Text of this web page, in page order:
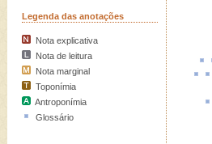
Legenda das anotações
Nota explicativa
Nota de leitura
Nota marginal
Toponímia
Antroponímia
Glossário